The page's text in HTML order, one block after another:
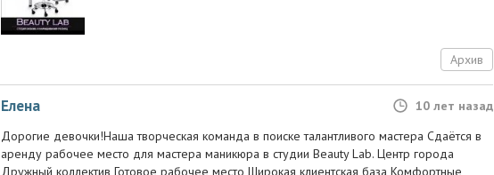
Архив
Елена
10 лет назад
Дорогие девочки!Наша творческая команда в поиске талантливого мастера Сдаётся в
аренду рабочее место для мастера маникюра в студии Beauty Lab. Центр города
Дружный коллектив Готовое рабочее место Широкая клиентская база Комфортные